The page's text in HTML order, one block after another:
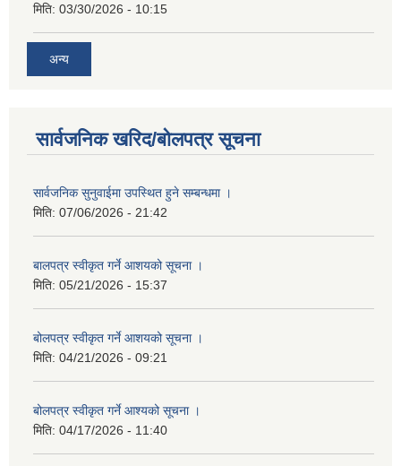
मिति: 03/30/2026 - 10:15
अन्य
सार्वजनिक खरिद/बोलपत्र सूचना
सार्वजनिक सुनुवाईमा उपस्थित हुने सम्बन्धमा ।
मिति: 07/06/2026 - 21:42
बालपत्र स्वीकृत गर्ने आशयको सूचना ।
मिति: 05/21/2026 - 15:37
बोलपत्र स्वीकृत गर्ने आशयको सूचना ।
मिति: 04/21/2026 - 09:21
बोलपत्र स्वीकृत गर्ने आश्यको सूचना ।
मिति: 04/17/2026 - 11:40